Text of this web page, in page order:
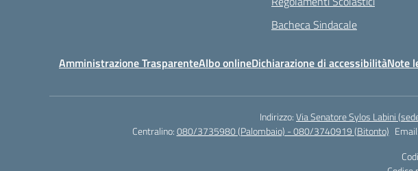
Bacheca Sindacale
Amministrazione TrasparenteAlbo onlineDichiarazione di accessibilitàNote
Indirizzo:Via Senatore Sylos Labini
Centralino:080/3735980 (Palombaio) - 080/3740919 (Bitonto) Email: